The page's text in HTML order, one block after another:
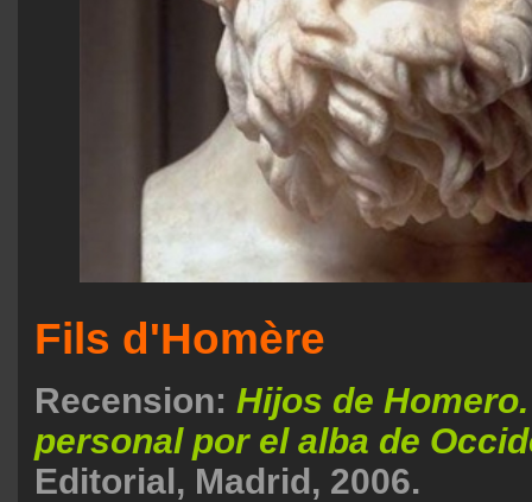
Fils d'Homère
Recension: Hijos de
personal por el alba de
Editorial, Madrid, 2006.